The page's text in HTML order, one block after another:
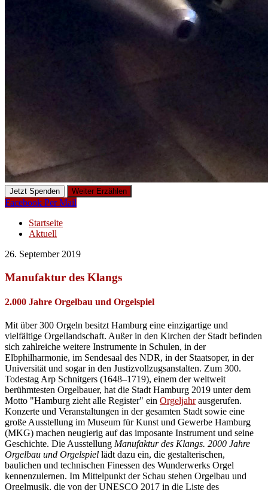
Jetzt Spenden Weiter Erzählen
Facebook Per Mail
Startseite
Aktuell
26. September 2019
Manufaktur des Klangs
2.000 Jahre Orgelbau und Orgelspiel
Mit über 300 Orgeln besitzt Hamburg eine einzigartige und
vielfältige Orgellandschaft. Außer in den Kirchen der Stadt befinden
sich zahlreiche weitere Instrumente in Schulen, in der
Elbphilharmonie, im Sendesaal des NDR, in der Staatsoper, in der
Universität und sogar in den Justizvollzugsanstalten. Zum 300.
Todestag Arp Schnitgers (1648–1719), einem der weltweit
berühmtesten Orgelbauer, hat die Stadt Hamburg 2019 unter dem
Motto "Hamburg zieht alle Register" ein Orgeljahrausgerufen.
Konzerte und Veranstaltungen in der gesamten Stadt sowie eine
große Ausstellung im Museum für Kunst und Gewerbe Hamburg
(MKG) machen neugierig auf das imposante Instrument und seine
Geschichte. Die Ausstellung Manufaktur des Klangs. 2000 Jahre
Orgelbau und Orgelspiel lädt dazu ein, die gestalterischen,
baulichen und technischen Finessen des Wunderwerks Orgel
kennenzulernen. Im Mittelpunkt der Schau stehen Orgelbau und
Orgelmusik, die von der UNESCO 2017 in die Liste des